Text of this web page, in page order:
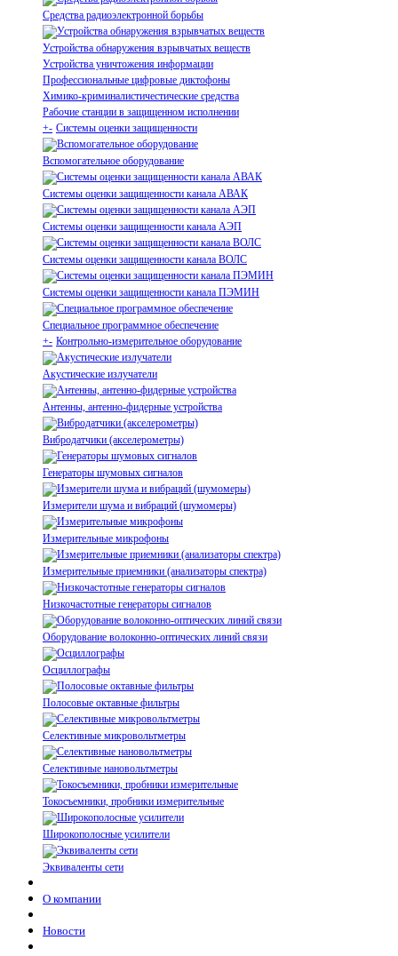
Средства радиоэлектронной борьбы
Устройства обнаружения взрывчатых веществ
Устройства уничтожения информации
Профессиональные цифровые диктофоны
Химико-криминалистичестические средства
Рабочие станции в защищенном исполнении
+- Системы оценки защищенности
Вспомогательное оборудование
Системы оценки защищенности канала АВАК
Системы оценки защищенности канала АЭП
Системы оценки защищенности канала ВОЛС
Системы оценки защищенности канала ПЭМИН
Специальное программное обеспечение
+- Контрольно-измерительное оборудование
Акустические излучатели
Антенны, антенно-фидерные устройства
Вибродатчики (акселерометры)
Генераторы шумовых сигналов
Измерители шума и вибраций (шумомеры)
Измерительные микрофоны
Измерительные приемники (анализаторы спектра)
Низкочастотные генераторы сигналов
Оборудование волоконно-оптических линий связи
Осциллографы
Полосовые октавные фильтры
Селективные микровольтметры
Селективные нановольтметры
Токосъемники, пробники измерительные
Широкополосные усилители
Эквиваленты сети
О компании
Новости